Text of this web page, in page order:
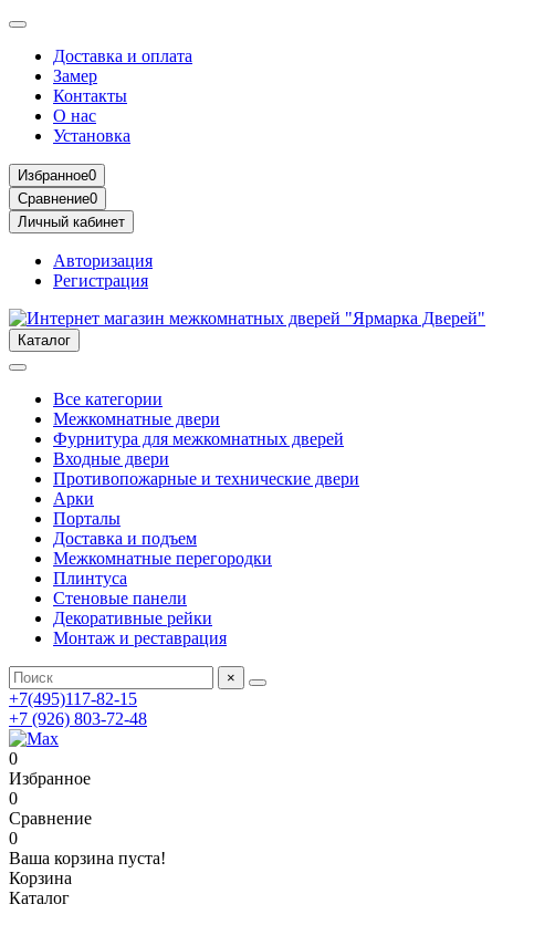
Доставка и оплата
Замер
Контакты
О нас
Установка
Избранное0
Сравнение0
Личный кабинет
Авторизация
Регистрация
Каталог
Все категории
Межкомнатные двери
Фурнитура для межкомнатных дверей
Входные двери
Противопожарные и технические двери
Арки
Порталы
Доставка и подъем
Межкомнатные перегородки
Плинтуса
Стеновые панели
Декоративные рейки
Монтаж и реставрация
×
+7(495)117-82-15
+7 (926) 803-72-48
0
Избранное
0
Сравнение
0
Ваша корзина пуста!
Корзина
Каталог